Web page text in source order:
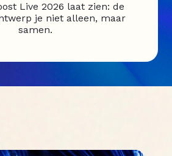
Live 2026 laat zien: de
je niet alleen, maar
samen.